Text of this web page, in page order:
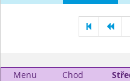
Menu Chod